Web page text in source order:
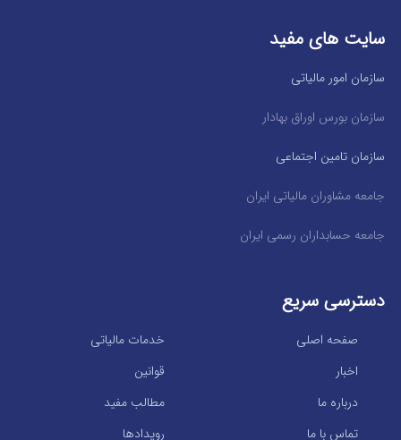
سایت های مفید
سازمان امور مالیاتی
سازمان بورس اوراق بهادار
سازمان تامین اجتماعی
جامعه مشاوران مالیاتی ایران
جامعه حسابداران رسمی ایران
دسترسی سریع
خدمات مالیاتی
صفحه اصلی
قوانین
اخبار
مطالب مفید
درباره ما
رویدادها
تماس با ما